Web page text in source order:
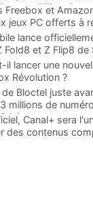
SFR et
Freebox et
jeux PC offerts à
lance
Fold8 et Z Flip8
des cadeaux
il lancer une
Révolution ?
de Bloctel juste
millions de
Canal+ sera
des contenus